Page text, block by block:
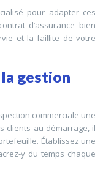
pour adapter ces
d’assurance bien
et la faillite de votre
gestion
commerciale une
clients au démarrage, il
Établissez une
y du temps chaque